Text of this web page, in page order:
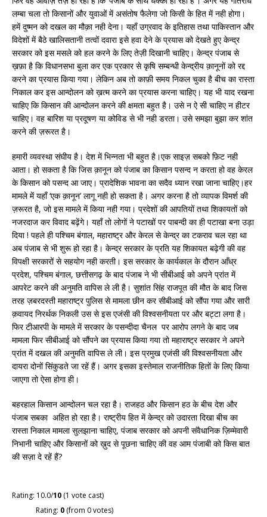
लम्बा चला तो किसानों और युवाओं में असंतोष फैलेगा जो किसी के हित में नही होगा।
हमें दुष्मन को दखल का मौक़ा नही देना। यहाँ उग्रवाद के इतिहास तथा पाकिस्तान और
विदेशों में बैठे खालिसतानी तत्वों दवारा इसे हवा देने के प्रयास को देखते हुए केन्द्र
सरकार को इस मसले को हल करने के लिए तेज़ी दिखानी चाहिए। केन्द्र पंजाब से
ख़फ़ा है कि विधानसभा बुला कर एक प्रकार से कृषि सम्बन्धी केन्द्रीय क़ानूनों को रद्द
करने का प्रयास किया गया। लेकिन अब तो काफ़ी समय निकल चुका है बीच का रास्ता
निकाल कर इस आन्दोलन को ख़त्म करने का प्रयास करना चाहिए। यह भी याद रखना
चाहिए कि किसान की आन्दोलन करने की क्षमता बहुत है। उसे न ऐ सी चाहिए न हीटर
चाहिए। वह बारिश या प्रदूषण या कोविड से भी नही डरता। उसे समझा बुझा कर शांत
करने की ज़रूरत है।
हमारी व्यवस्था संघीय है। देश में भिन्नता भी बहुत है।एक साइज़ सबको फ़िट नही
आता। हो सकता है कि जिस क़ानून को पंजाब का किसान पसन्द न करता हो वह केरल
के किसान को पसन्द आ जाए। प्रादेशिक भावना का सदैव ध्यान रखा जाना चाहिए।हर
मामले में यहाँ ‘एक क़ानून’ लागू नही हो सकता है। अगर करना है तो व्यापक विमर्श की
ज़रूरत है, जो इस मामले में किया नही गया। प्रदेशों की आपतियों तथा शिकायतों को
नजरदाज कर विवाद बढ़ेंगे। यहाँ तो लोगों ने पटाखों पर पाबन्दी का ही पटाखा बना उड़ा
दिया ! पहले ही पश्चिम बंगाल, महाराष्ट्र और केरल से केन्द्र का टकराव चल रहा था
अब पंजाब से भी शुरू हो रहा है। केन्द्र सरकार के प्रति यह शिकायत बढ़ेगी की वह
विपक्षी सरकारों से सहयोग नही करती। इस सरकार के कार्यकाल के दौरान आँध्र
प्रदेश, पश्चिम बंगाल, छत्तीसगढ़ के बाद पंजाब ने भी सीबीआई को अपने प्रांत में
आपरेट करने की अनुमति वापिस ले ली है। सुशांत सिंह राजपूत की मौत के बाद जिस
तरह ज़बरदस्ती महाराष्ट्र पुलिस से मामला छीन कर सीबीआई को सौंपा गया और सारी
क़वायद निरर्थक निकली उस से इस एजंसी की विश्वसनीयता पर और बट्टा लगा है।
फिर टीआरपी के मामले में सरकार के पसन्दीदा चैनल पर आरोप लगने के बाद जब
मामला फिर सीबीआई को सौंपने का प्रयास किया गया तो महाराष्ट्र सरकार ने अपने
प्रांत में दखल की अनुमति वापिस ले ली। इस प्रमुख एजंसी की विश्वसनीयता और
दायरा दोनों सिंकुडते जा रहें हैं। अगर इसका इस्तेमाल राजनीतिक हितों के लिए किया
जाएगा तो ऐसा होगा ही।
बहरहाल किसान आन्दोलन चल रहा है। राजहठ और किसान हठ के बीच देश और
पंजाब सबका अहित हो रहा है। राष्ट्रीय हित में केन्द्र को उदारता दिखा बीच का
रास्ता निकाल मामला सुलझाना चाहिए, पंजाब सरकार को अपनी संवैधानिक ज़िम्मेवारी
निभानी चाहिए और किसानों को ख़ुद से पूछना चाहिए की वह आम पंजाबी को किस बात
की सज़ा दे रहें हैं?
Rating: 10.0/10 (1 vote cast)
Rating: 0 (from 0 votes)